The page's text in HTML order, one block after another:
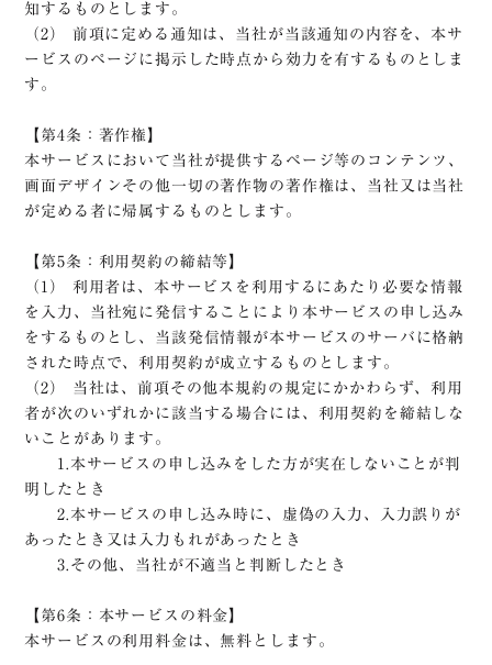
知するものとします。
（2） 前項に定める通知は、当社が当該通知の内容を、本サ
ービスのページに掲示した時点から効力を有するものとしま
す。
【第4条：著作権】
本サービスにおいて当社が提供するページ等のコンテンツ、
画面デザインその他一切の著作物の著作権は、当社又は当社
が定める者に帰属するものとします。
【第5条：利用契約の締結等】
（1） 利用者は、本サービスを利用するにあたり必要な情報
を入力、当社宛に発信することにより本サービスの申し込み
をするものとし、当該発信情報が本サービスのサーバに格納
された時点で、利用契約が成立するものとします。
（2） 当社は、前項その他本規約の規定にかかわらず、利用
者が次のいずれかに該当する場合には、利用契約を締結しな
いことがあります。
1.本サービスの申し込みをした方が実在しないことが判
明したとき
2.本サービスの申し込み時に、虚偽の入力、入力誤りが
あったとき又は入力もれがあったとき
3.その他、当社が不適当と判断したとき
【第6条：本サービスの料金】
本サービスの利用料金は、無料とします。